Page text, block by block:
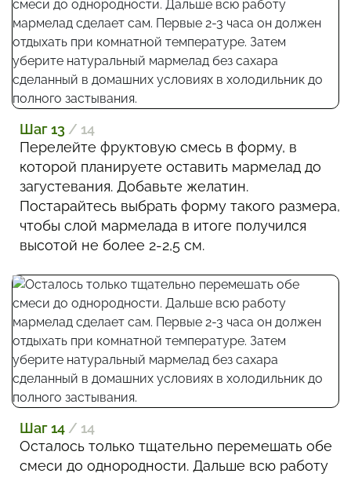
Шаг 13 / 14
Перелейте фруктовую смесь в форму, в
которой планируете оставить мармелад до
загустевания. Добавьте желатин.
Постарайтесь выбрать форму такого размера,
чтобы слой мармелада в итоге получился
высотой не более 2-2,5 см.
Шаг 14 / 14
Осталось только тщательно перемешать обе
смеси до однородности. Дальше всю работу